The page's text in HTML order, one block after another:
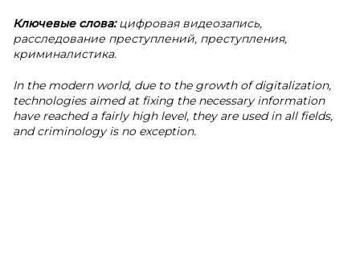
Ключевые слова:цифровая видеозапись,
расследование преступлений, преступления,
криминалистика.
In the modern world, due to the growth of digitalization,
technologies aimed at fixing the necessary information
have reached a fairly high level, they are used in all fields,
and criminology is no exception.